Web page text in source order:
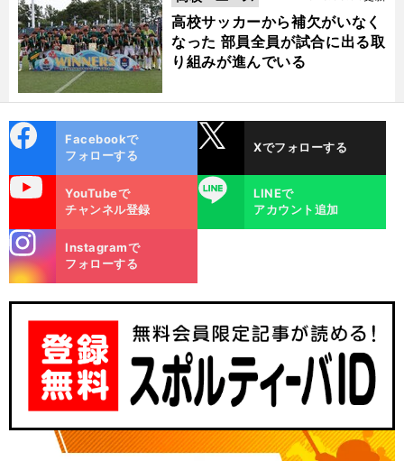
出
」
セ
全
。
」
高校サッカーから補欠がいなく
なった 部員全員が試合に出る取
り組みが進んでいる
ok
Facebookで
フォローする
Xでフォローする
YouTubeで
チャンネル登録
LINE
LINEで
アカウント追加
m
Instagramで
フォローする